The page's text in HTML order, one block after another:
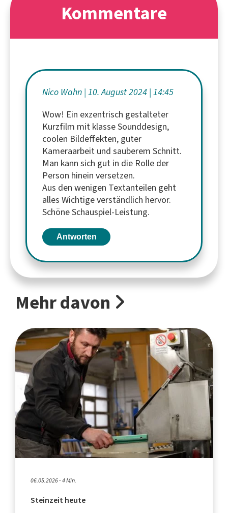
Kommentare
Nico Wahn 10. August 2024 14:45
Wow! Ein exzentrisch gestalteter
Kurzfilm mit klasse Sounddesign,
coolen Bildeffekten, guter
Kameraarbeit und sauberem Schnitt.
Man kann sich gut in die Rolle der
Person hinein versetzen.
Aus den wenigen Textanteilen geht
alles Wichtige verständlich hervor.
Schöne Schauspiel-Leistung.
Antworten
Mehr davon
06.05.2026 - 4 Min.
Steinzeit heute